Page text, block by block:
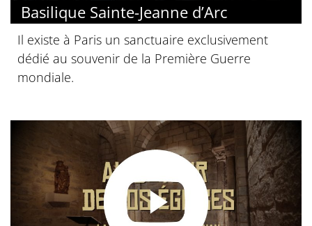
Basilique Sainte-Jeanne d’Arc
Il existe à Paris un sanctuaire exclusivement
dédié au souvenir de la Première Guerre
mondiale.